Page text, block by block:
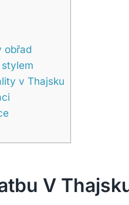
obřad
v Thajsku
V